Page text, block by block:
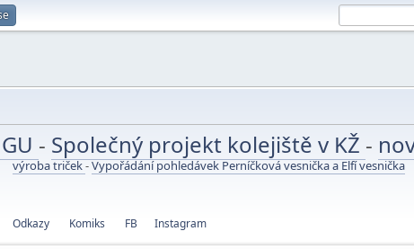
- Společný projekt kolejiště v KŽ -
výroba triček-Vypořádání pohledávek Perníčková vesnička a Elfí vesnička
Odkazy Komiks FB Instagram